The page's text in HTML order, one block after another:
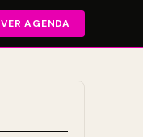
VER AGENDA